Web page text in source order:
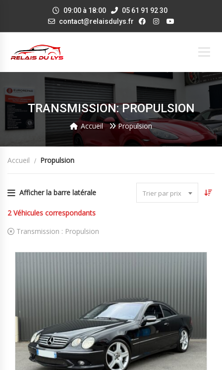
09:00 à 18:00
05 61 91 92 30
contact@relaisdulys.fr
TRANSMISSION: PROPULSION
Accueil Propulsion
Accueil Propulsion
Afficher la barre latérale Trier par prix
2 Véhicules correspondants
Transmission : Propulsion